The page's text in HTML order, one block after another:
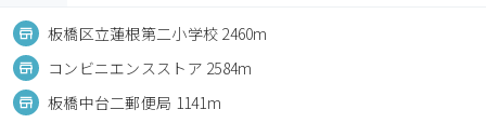
板橋区立蓮根第二小学校 2460m
コンビニエンスストア 2584m
板橋中台二郵便局 1141m